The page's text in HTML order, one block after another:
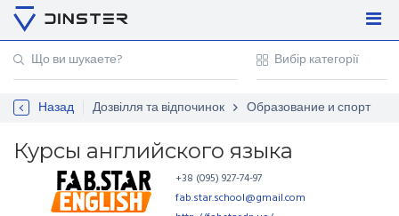
Регістрація
Контакти
Для підприємців
Назад Дозвілля та відпочинок Образование и спорт
Курсы английского языка
+38 (095) 927-74-97
fab.star.school@gmail.com